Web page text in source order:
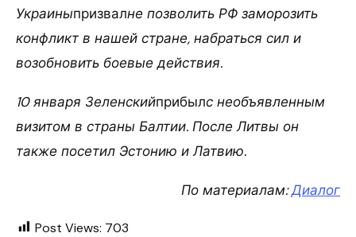
Украиныпризвалне позволить РФ заморозить
конфликт в нашей стране, набраться сил и
возобновить боевые действия.
10 января Зеленскийприбылс необъявленным
визитом в страны Балтии. После Литвы он
также посетил Эстонию и Латвию.
По материалам:Диалог
Post Views: 703